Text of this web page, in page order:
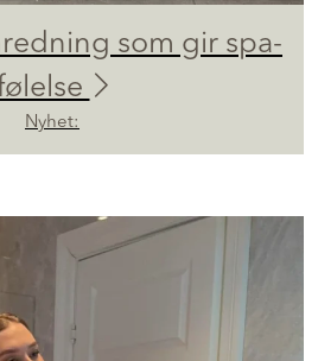
som gir spa-
Nyhet: